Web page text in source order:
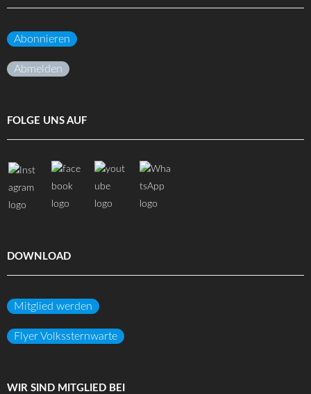
Abonnieren
Abmelden
FOLGE UNS AUF
DOWNLOAD
Mitglied werden
Flyer Volkssternwarte
WIR SIND MITGLIED BEI